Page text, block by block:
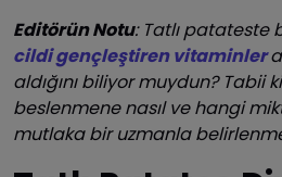
Editörün Notu: Tatlı patateste
cildi gençleştiren vitaminler
aldığını biliyor muydun? Tabii
beslenmene nasıl ve hangi
mutlaka bir uzmanla